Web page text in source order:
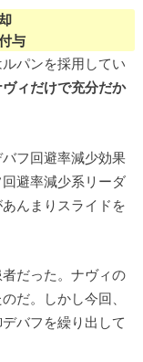
与
パンを採用してい
ィだけで充分だか
フ回避率減少効果
避率減少系リーダ
んまりスライドを
だった。ナヴィの
だ。しかし今回、
バフを繰り出して